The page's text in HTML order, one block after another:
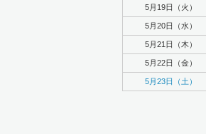
5月19日（火）
5月20日（水）
5月21日（木）
5月22日（金）
5月23日（土）